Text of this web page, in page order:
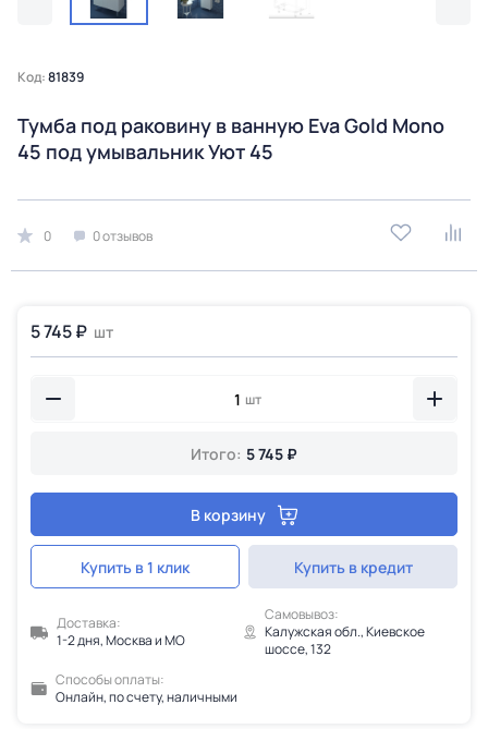
Код:81839
Тумба под раковину в ванную Eva Gold Mono
45 под умывальник Уют 45
0 0 отзывов
5 745 ₽ шт
шт
Итого: 5 745 ₽
В корзину
Купить в 1 клик Купить в кредит
Доставка:
1-2 дня, Москва и МО
Самовывоз:
Калужская обл., Киевское
шоссе, 132
Способы оплаты:
Онлайн, по счету, наличными